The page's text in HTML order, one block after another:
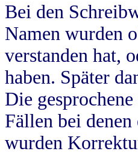
Bei den
Namen wurden
verstanden hat,
haben. Später
Die
Fällen bei
wurden